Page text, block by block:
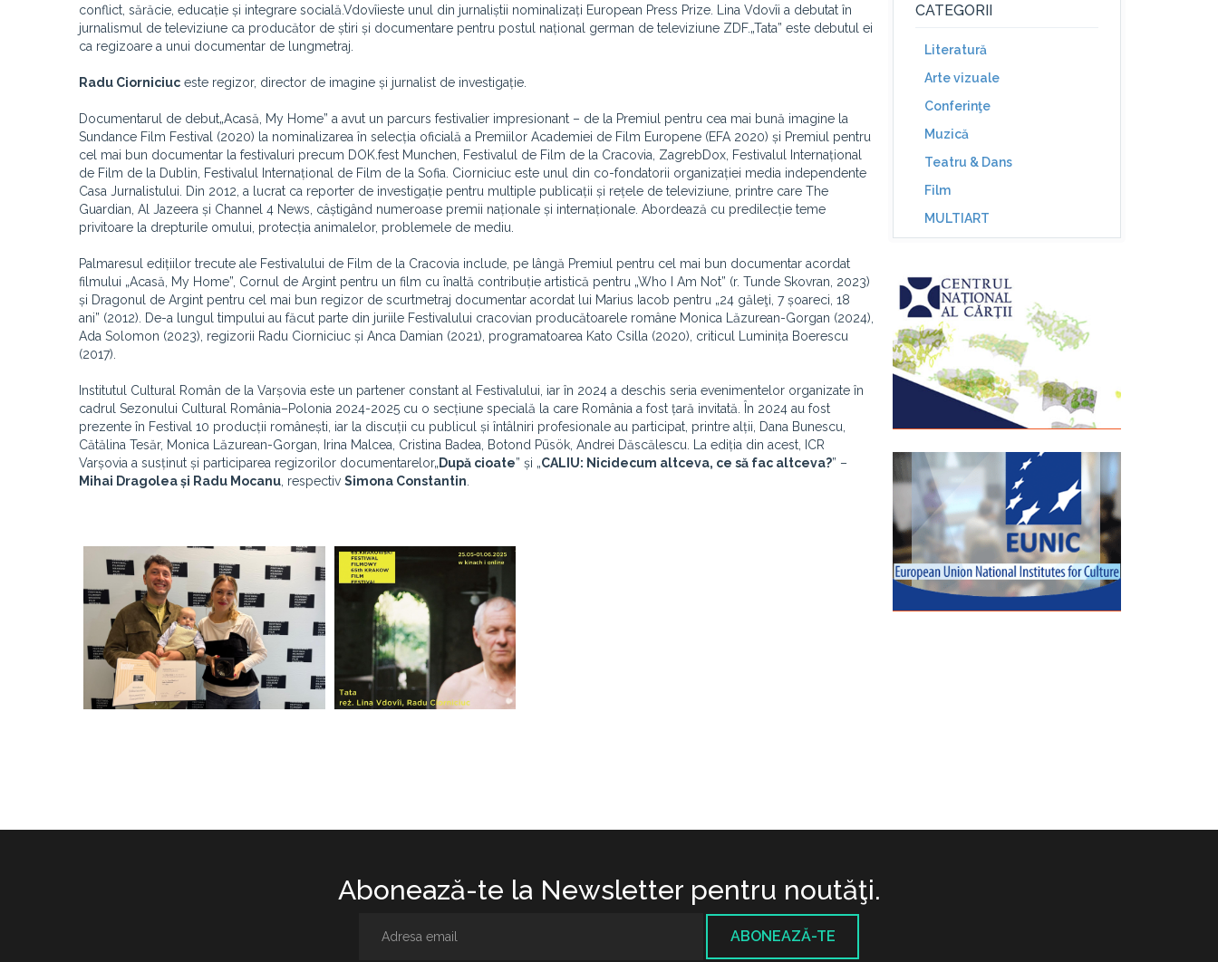
conflict, sărăcie, educație și integrare socială.Vdovîieste unul din jurnaliștii nominalizați European Press Prize. Lina Vdovîi a debutat în
jurnalismul de televiziune ca producător de știri și documentare pentru postul național german de televiziune ZDF.„Tata” este debutul ei
ca regizoare a unui documentar de lungmetraj.
Radu Ciorniciuc este regizor, director de imagine și jurnalist de investigație.
Documentarul de debut„Acasă, My Home” a avut un parcurs festivalier impresionant – de la Premiul pentru cea mai bună imagine la
Sundance Film Festival (2020) la nominalizarea în selecția oficială a Premiilor Academiei de Film Europene (EFA 2020) și Premiul pentru
cel mai bun documentar la festivaluri precum DOK.fest Munchen, Festivalul de Film de la Cracovia, ZagrebDox, Festivalul Internațional
de Film de la Dublin, Festivalul Internațional de Film de la Sofia. Ciorniciuc este unul din co-fondatorii organizației media independente
Casa Jurnalistului. Din 2012, a lucrat ca reporter de investigație pentru multiple publicații și rețele de televiziune, printre care The
Guardian, Al Jazeera și Channel 4 News, câștigând numeroase premii naționale și internaționale. Abordează cu predilecție teme
privitoare la drepturile omului, protecția animalelor, problemele de mediu.
Palmaresul edițiilor trecute ale Festivalului de Film de la Cracovia include, pe lângă Premiul pentru cel mai bun documentar acordat
filmului „Acasă, My Home”, Cornul de Argint pentru un film cu înaltă contribuție artistică pentru „Who I Am Not” (r. Tunde Skovran, 2023)
și Dragonul de Argint pentru cel mai bun regizor de scurtmetraj documentar acordat lui Marius Iacob pentru „24 găleţi, 7 șoareci, 18
ani” (2012). De-a lungul timpului au făcut parte din juriile Festivalului cracovian producătoarele române Monica Lăzurean-Gorgan (2024),
Ada Solomon (2023), regizorii Radu Ciorniciuc și Anca Damian (2021), programatoarea Kato Csilla (2020), criticul Luminița Boerescu
(2017).
Institutul Cultural Român de la Varșovia este un partener constant al Festivalului, iar în 2024 a deschis seria evenimentelor organizate în
cadrul Sezonului Cultural România–Polonia 2024-2025 cu o secțiune specială la care România a fost țară invitată. În 2024 au fost
prezente în Festival 10 producții românești, iar la discuții cu publicul și întâlniri profesionale au participat, printre alții, Dana Bunescu,
Cătălina Tesăr, Monica Lăzurean-Gorgan, Irina Malcea, Cristina Badea, Botond Püsök, Andrei Dăscălescu. La ediția din acest, ICR
Varșovia a susținut și participarea regizorilor documentarelor„ După cioate” și „CALIU: Nicidecum altceva, ce să fac altceva?” –
Mihai Dragolea și Radu Mocanu , respectiv Simona Constantin
CATEGORII
Literatură
Arte vizuale
Conferinţe
Muzică
Teatru & Dans
Film
MULTIART
Abonează-te la Newsletter pentru noutăţi.
ABONEAZĂ-TE